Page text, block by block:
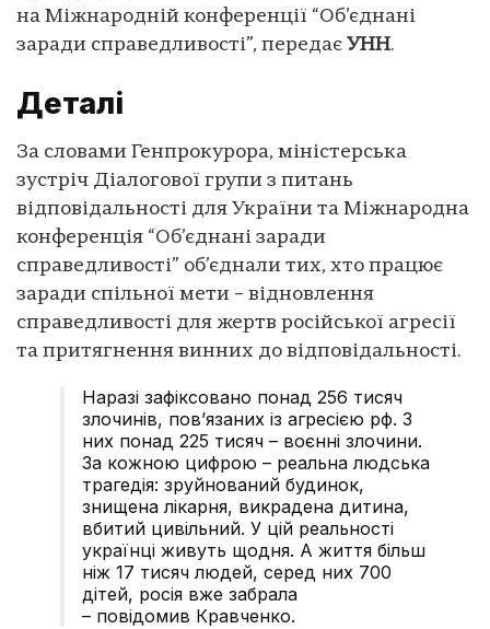
на Міжнародній конференції “Об’єднані
заради справедливості”, передає УНН.
Деталі
За словами Генпрокурора, міністерська
зустріч Діалогової групи з питань
відповідальності для України та Міжнародна
конференція “Об’єднані заради
справедливості” об’єднали тих, хто працює
заради спільної мети – відновлення
справедливості для жертв російської агресії
та притягнення винних до відповідальності.
Наразі зафіксовано понад 256 тисяч
злочинів, пов’язаних із агресією рф. З
них понад 225 тисяч – воєнні злочини.
За кожною цифрою – реальна людська
трагедія: зруйнований будинок,
знищена лікарня, викрадена дитина,
вбитий цивільний. У цій реальності
українці живуть щодня. А життя більш
ніж 17 тисяч людей, серед них 700
дітей, росія вже забрала
– повідомив Кравченко.